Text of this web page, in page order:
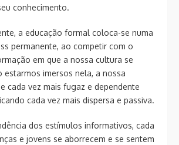
conhecimento.
a educação formal coloca-se numa
permanente, ao competir com o
em que a nossa cultura se
estarmos imersos nela, a nossa
cada vez mais fugaz e dependente
cada vez mais dispersa e passiva.
dos estímulos informativos, cada
e jovens se aborrecem e se sentem